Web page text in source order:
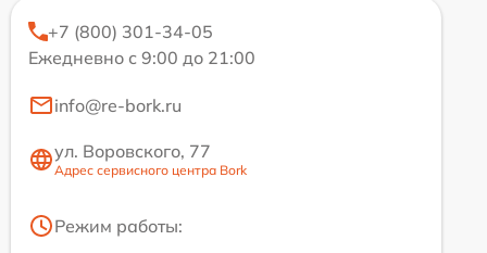
+7 (800) 301-34-05
Ежедневно с 9:00 до 21:00
info@re-bork.ru
ул. Воровского, 77
Адрес сервисного центра Bork
Режим работы: